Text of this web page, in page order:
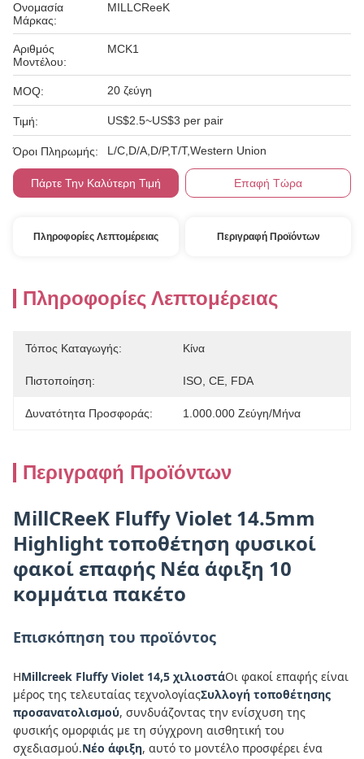
Ονομασία
Μάρκας:
MILLCReeK
Αριθμός
Μοντέλου:
MCK1
MOQ: 20 ζεύγη
Τιμή: US$2.5~US$3 per pair
Όροι Πληρωμής: L/C,D/A,D/P,T/T,Western Union
Πάρτε Την Καλύτερη Τιμή Επαφή Τώρα
Πληροφορίες Λεπτομέρειας Περιγραφή Προϊόντων
Πληροφορίες Λεπτομέρειας
Τόπος Καταγωγής: Κίνα
Πιστοποίηση: ISO, CE, FDA
Δυνατότητα Προσφοράς: 1.000.000 Ζεύγη/μήνα
Περιγραφή Προϊόντων
MillCReeK Fluffy Violet 14.5mm
Highlight τοποθέτηση φυσικοί
φακοί επαφής Νέα άφιξη 10
κομμάτια πακέτο
Επισκόπηση του προϊόντος
ΗMillcreek Fluffy Violet 14,5 χιλιοστάΟι φακοί επαφής είναι
μέρος της τελευταίας τεχνολογίαςΣυλλογή τοποθέτησης
προσανατολισμού, συνδυάζοντας την ενίσχυση της
φυσικής ομορφιάς με τη σύγχρονη αισθητική του
σχεδιασμού.Νέο άφιξη, αυτό το μοντέλο προσφέρει ένα